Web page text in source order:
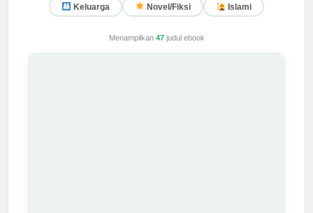
Keluarga Novel/Fiksi Islami
Menampilkan 47judul ebook